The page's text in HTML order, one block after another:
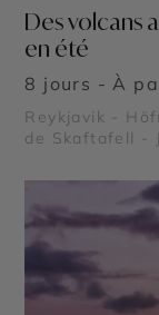
Des volcans
en été
8 jours - À
Reykjavik -
de Skaftafell -